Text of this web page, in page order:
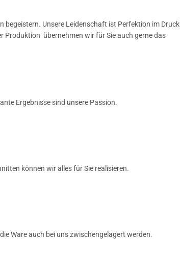
begeistern. Unsere Leidenschaft ist Perfektion im Druck
Produktion übernehmen wir für Sie auch gerne das
Ergebnisse sind unsere Passion.
können wir alles für Sie realisieren.
Ware auch bei uns zwischengelagert werden.